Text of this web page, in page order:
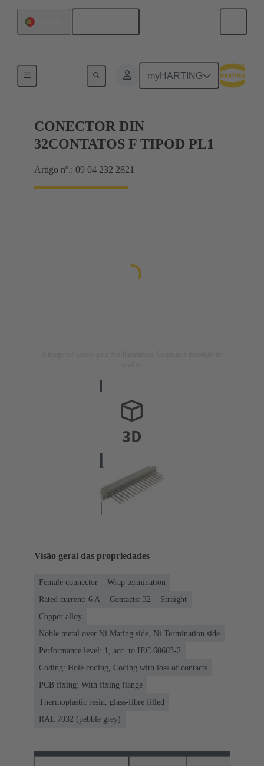
myHARTING
CONECTOR DIN
32CONTATOS F TIPOD PL1
Artigo nº.: 09 04 232 2821
Visão geral das propriedades
Female connector
Wrap termination
Rated current: ‌6 A
Contacts: 32
Straight
Copper alloy
Noble metal over Ni Mating side, Ni Termination side
Performance level: 1, acc. to IEC 60603-2
Coding: Hole coding, Coding with loss of contacts
PCB fixing: With fixing flange
Thermoplastic resin, glass-fibre filled
RAL 7032 (pebble grey)